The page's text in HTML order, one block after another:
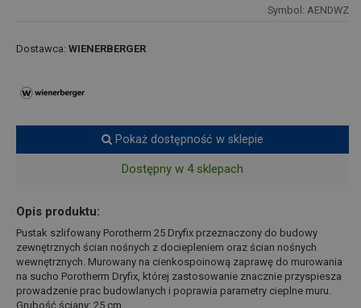
Symbol: AENDWZ
Dostawca: WIENERBERGER
Pokaż dostępność w sklepie
Dostępny w 4 sklepach
Opis produktu:
Pustak szlifowany Porotherm 25 Dryfix przeznaczony do budowy
zewnętrznych ścian nośnych z dociepleniem oraz ścian nośnych
wewnętrznych. Murowany na cienkospoinową zaprawę do murowania
na sucho Porotherm Dryfix, której zastosowanie znacznie przyspiesza
prowadzenie prac budowlanych i poprawia parametry cieplne muru.
Grubość ściany: 25 cm.